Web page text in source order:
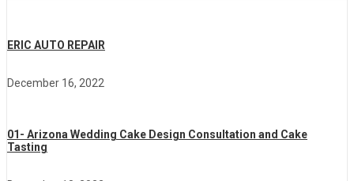
ERIC AUTO REPAIR
December 16, 2022
01- Arizona Wedding Cake Design Consultation and Cake
Tasting